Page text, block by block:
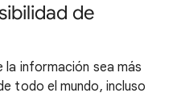
de
la información sea más
todo el mundo, incluso